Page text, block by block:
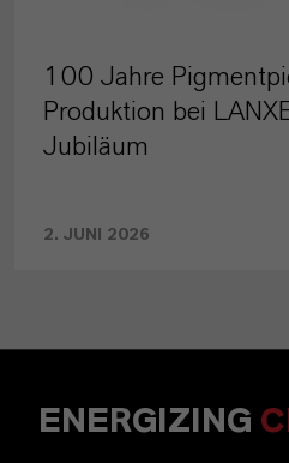
100 Jahre
Produktion bei
Jubiläum
2. JUNI 2026
ENERGIZING